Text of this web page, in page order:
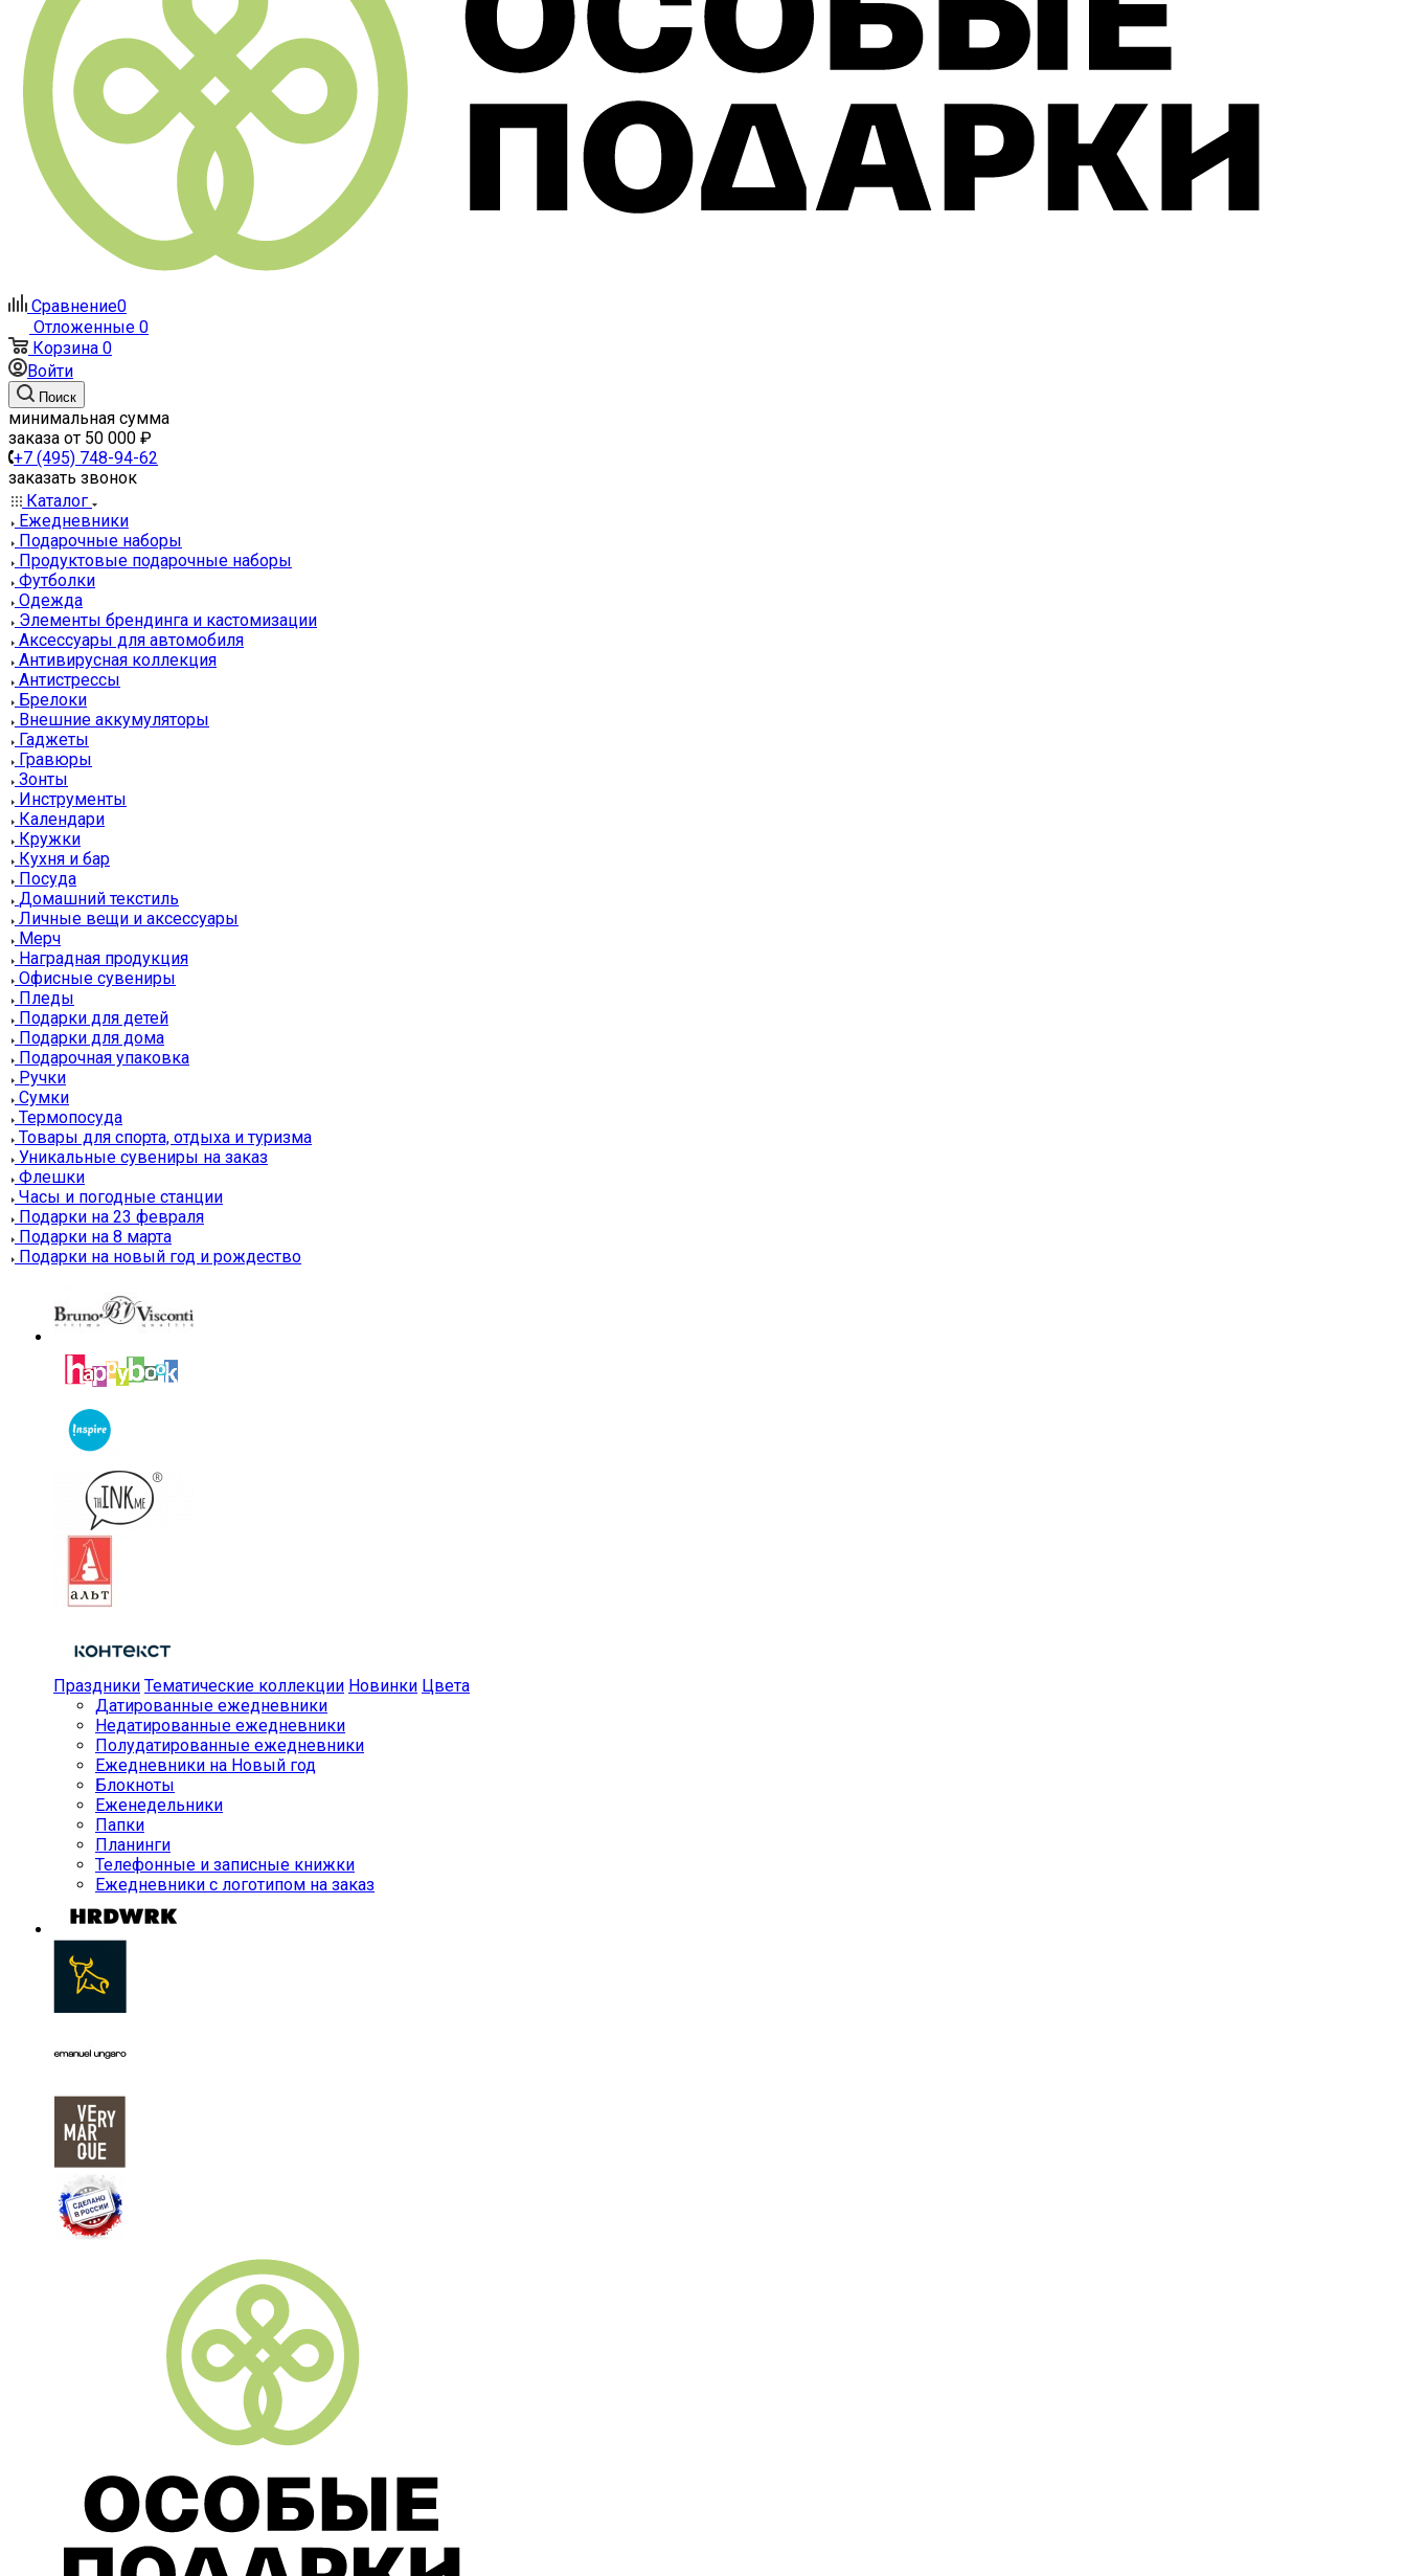
Сравнение0
Отложенные 0
Корзина 0
Войти
Поиск
минимальная сумма
заказа от 50 000 ₽
+7 (495) 748-94-62
заказать звонок
Каталог
Ежедневники
Подарочные наборы
Продуктовые подарочные наборы
Футболки
Одежда
Элементы брендинга и кастомизации
Аксессуары для автомобиля
Антивирусная коллекция
Антистрессы
Брелоки
Внешние аккумуляторы
Гаджеты
Гравюры
Зонты
Инструменты
Календари
Кружки
Кухня и бар
Посуда
Домашний текстиль
Личные вещи и аксессуары
Мерч
Наградная продукция
Офисные сувениры
Пледы
Подарки для детей
Подарки для дома
Подарочная упаковка
Ручки
Сумки
Термопосуда
Товары для спорта, отдыха и туризма
Уникальные сувениры на заказ
Флешки
Часы и погодные станции
Подарки на 23 февраля
Подарки на 8 марта
Подарки на новый год и рождество
Праздники Тематические коллекции Новинки Цвета
Датированные ежедневники
Недатированные ежедневники
Полудатированные ежедневники
Ежедневники на Новый год
Блокноты
Еженедельники
Папки
Планинги
Телефонные и записные книжки
Ежедневники с логотипом на заказ